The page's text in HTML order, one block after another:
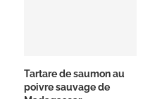
Tartare de saumon au
poivre sauvage de